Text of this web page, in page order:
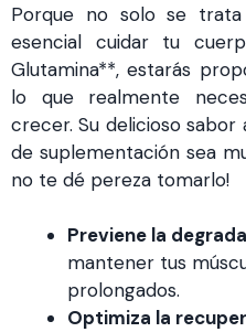
Porque no solo se
esencial cuidar tu
Glutamina**, estarás
lo que realmente
crecer. Su delicioso
de suplementación sea
no te dé pereza tomarlo!
Previene la
mantener tus
prolongados.
Optimiza la